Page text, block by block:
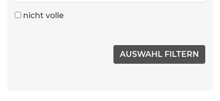
nicht volle